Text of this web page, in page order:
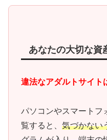
あなたの大切な資
違法なアダルトサイト
パソコンやスマートフ
覧すると、 気づかない